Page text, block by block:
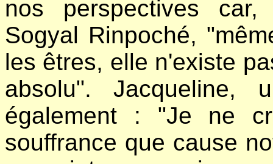
nos perspectives
Sogyal Rinpoché,
les êtres, elle n'existe
absolu". Jacqueline,
également : "Je ne
souffrance que cause